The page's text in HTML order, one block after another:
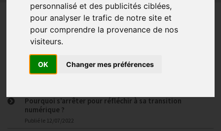
personnalisé et des publicités ciblées,
pour analyser le trafic de notre site et
pour comprendre la provenance de nos
visiteurs.
OK Changer mes préférences
Bonnes pratiques
numériques
Les mentions légales d’un site web
Pourquoi s’arrêter pour réfléchir à sa transition
numérique ?
Publié le 12/07/2022